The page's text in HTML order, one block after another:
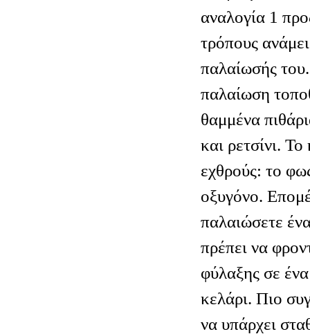
αναλογία 1
τρόπους
παλαίωσής
παλαίωση
θαμμένα
και ρετσίνι. Το
εχθρούς: το
οξυγόνο.
παλαιώσετε
πρέπει να
φύλαξης σε
κελάρι. Πιο
να υπάρχει